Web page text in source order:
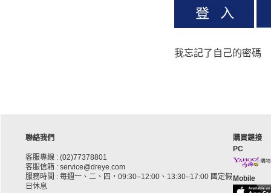
我忘記了自己的密碼
聯絡我們
客服專線 : (02)77378801
客服信箱 : service@dreye.com
服務時間 : 每週一、二、四，09:30–12:00、13:30–17:00 國定假
日休息
購買鏈接
PC
Mobile